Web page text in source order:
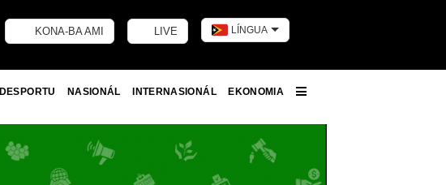
KONA-BA AMI LIVE LÍNGUA
DESPORTU NASIONÁL INTERNASIONÁL
EKONOMIA